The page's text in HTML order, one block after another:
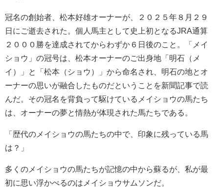
冠名の創始者、松本好雄オーナーが、２０２５年８月２９
日にご逝去された。個人馬主として史上初となるJRA通算
２０００勝を達成されてからわずか６日後のこと。「メイ
ショウ」の冠号は、松本オーナーのご出身地「明石（メ
イ）」と「松本（ショウ）」から命名され、明石の地とオ
ーナーの思いが融合したものだということを新聞記事で読
んだ。その冠名を背負って駆けているメイショウの馬たち
は、オーナーの夢と情熱が体現された馬たちである。
「歴代のメイショウの馬たちの中で、印象に残っている馬
は？」
多くのメイショウの馬たちが記憶の中から蘇るが、私が最
初に思い浮かべるのはメイショウサムソンだ。